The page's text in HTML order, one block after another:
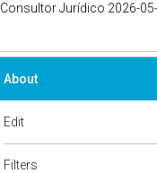
Consultor Jurídico 2026-
About
Edit
Filters